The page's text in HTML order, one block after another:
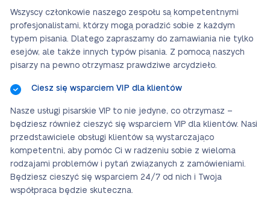
Wszyscy członkowie naszego zespołu są kompetentnymi
profesjonalistami, którzy mogą poradzić sobie z każdym
typem pisania. Dlatego zapraszamy do zamawiania nie tylko
esejów, ale także innych typów pisania. Z pomocą naszych
pisarzy na pewno otrzymasz prawdziwe arcydzieło.
Ciesz się wsparciem VIP dla klientów
Nasze usługi pisarskie VIP to nie jedyne, co otrzymasz –
będziesz również cieszyć się wsparciem VIP dla klientów. Nasi
przedstawiciele obsługi klientów są wystarczająco
kompetentni, aby pomóc Ci w radzeniu sobie z wieloma
rodzajami problemów i pytań związanych z zamówieniami.
Będziesz cieszyć się wsparciem 24/7 od nich i Twoja
współpraca będzie skuteczna.